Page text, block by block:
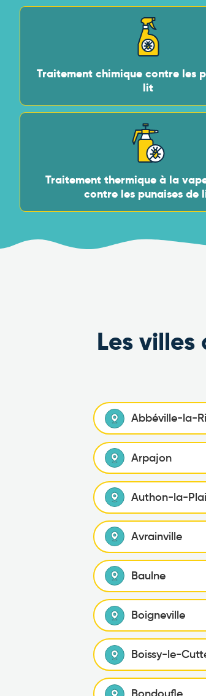
Traitement chimique contre les
lit
Traitement thermique à la
contre les punaises de
Les
Abbéville-la-
Arpajon
Authon-la-
Avrainville
Baulne
Boigneville
Boissy-le-